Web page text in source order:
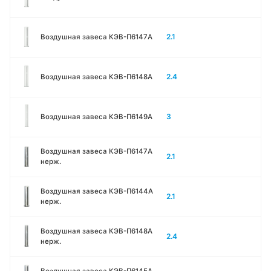
Воздушная завеса КЭВ-П6147A 2.1
Воздушная завеса КЭВ-П6148A 2.4
Воздушная завеса КЭВ-П6149A 3
Воздушная завеса КЭВ-П6147A
нерж.
2.1
Воздушная завеса КЭВ-П6144A
нерж.
2.1
Воздушная завеса КЭВ-П6148A
нерж.
2.4